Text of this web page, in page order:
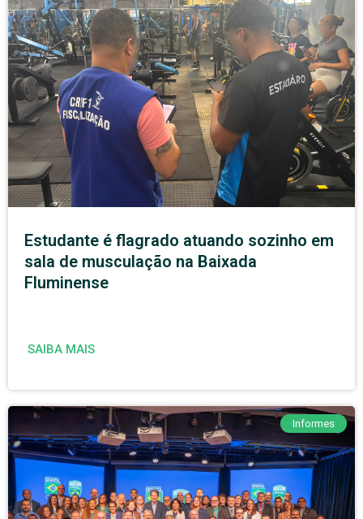
Estudante é flagrado atuando sozinho em
sala de musculação na Baixada
Fluminense
SAIBA MAIS
Informes